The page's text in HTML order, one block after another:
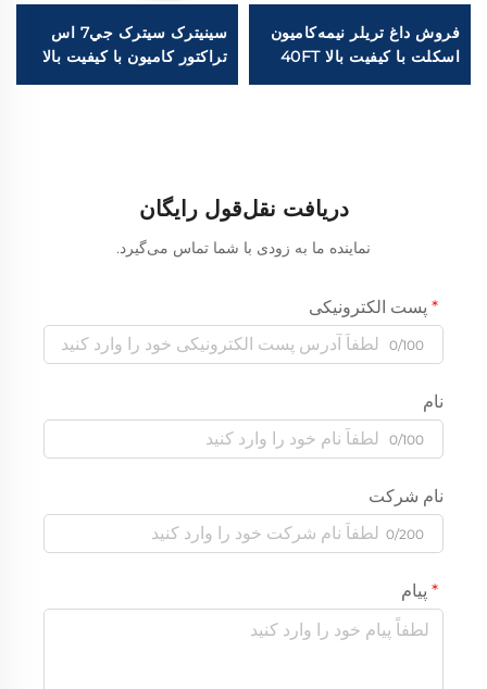
فروش داغ تریلر نیمه‌کامیون
اسکلت با کیفیت بالا 40FT
فولاد کربنی 12.00R20
سينيترک سيترک جي7 اس
تراکتور کاميون با کيفيت بالا
510HP 540HP MC موتور
دریافت نقل‌قول رایگان
نماینده ما به زودی با شما تماس می‌گیرد.
پست الکترونیکی
0/100
نام
0/100
نام شرکت
0/200
پیام